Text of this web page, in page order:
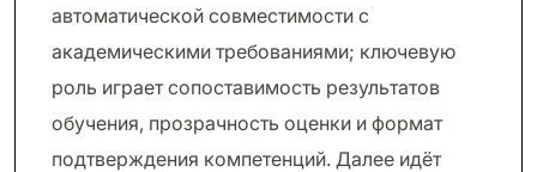
автоматической совместимости с
академическими требованиями; ключевую
роль играет сопоставимость результатов
обучения, прозрачность оценки и формат
подтверждения компетенций. Далее идёт